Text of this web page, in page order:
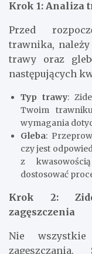
Krok 1: Analiza
Przed
trawnika, należy
trawy oraz
następujących
Typ trawy:
Twoim
wymagania
Gleba:
czy jest
z
dostosować
Krok 2:
zagęszczenia
Nie